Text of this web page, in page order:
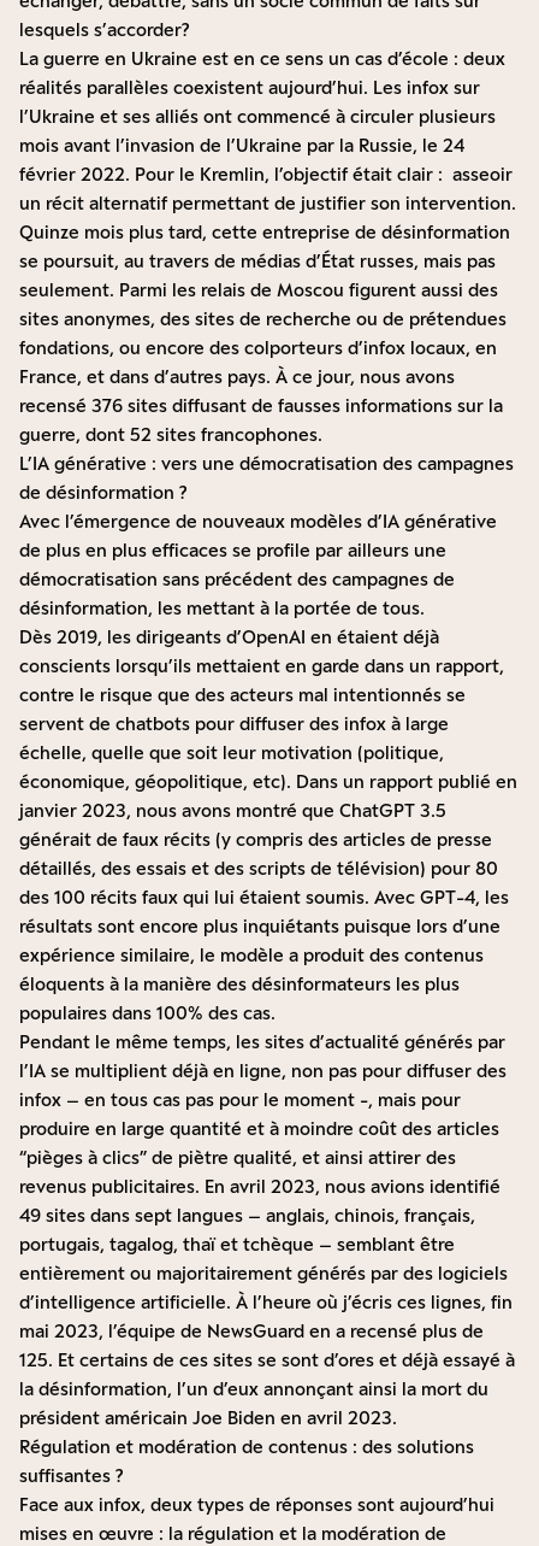
lesquels s’accorder?
La guerre en Ukraine est en ce sens un cas d’école : deux
réalités parallèles coexistent aujourd’hui. Les infox sur
l’Ukraine et ses alliés ont commencé à circuler plusieurs
mois avant l’invasion de l’Ukraine par la Russie, le 24
février 2022. Pour le Kremlin, l’objectif était clair : asseoir
un récit alternatif permettant de justifier son intervention.
Quinze mois plus tard, cette entreprise de désinformation
se poursuit, au travers de médias d’État russes, mais pas
seulement. Parmi les relais de Moscou figurent aussi des
sites anonymes, des sites de recherche ou de prétendues
fondations, ou encore des colporteurs d’infox locaux, en
France, et dans d’autres pays. À ce jour, nous avons
recensé 376 sites diffusant de fausses informations sur la
guerre, dont 52 sites francophones.
L’IA générative : vers une démocratisation des campagnes
de désinformation ?
Avec l’émergence de nouveaux modèles d’IA générative
de plus en plus efficaces se profile par ailleurs une
démocratisation sans précédent des campagnes de
désinformation, les mettant à la portée de tous.
Dès 2019, les dirigeants d’OpenAI en étaient déjà
conscients lorsqu’ils mettaient en garde dans un rapport,
contre le risque que des acteurs mal intentionnés se
servent de chatbots pour diffuser des infox à large
échelle, quelle que soit leur motivation (politique,
économique, géopolitique, etc). Dans un rapport publié en
janvier 2023, nous avons montré que ChatGPT 3.5
générait de faux récits (y compris des articles de presse
détaillés, des essais et des scripts de télévision) pour 80
des 100 récits faux qui lui étaient soumis. Avec GPT-4, les
résultats sont encore plus inquiétants puisque lors d’une
expérience similaire, le modèle a produit des contenus
éloquents à la manière des désinformateurs les plus
populaires dans 100% des cas.
Pendant le même temps, les sites d’actualité générés par
l’IA se multiplient déjà en ligne, non pas pour diffuser des
infox – en tous cas pas pour le moment -, mais pour
produire en large quantité et à moindre coût des articles
“pièges à clics” de piètre qualité, et ainsi attirer des
revenus publicitaires. En avril 2023, nous avions identifié
49 sites dans sept langues – anglais, chinois, français,
portugais, tagalog, thaï et tchèque – semblant être
entièrement ou majoritairement générés par des logiciels
d’intelligence artificielle. À l’heure où j’écris ces lignes, fin
mai 2023, l’équipe de NewsGuard en a recensé plus de
125. Et certains de ces sites se sont d’ores et déjà essayé à
la désinformation, l’un d’eux annonçant ainsi la mort du
président américain Joe Biden en avril 2023.
Régulation et modération de contenus : des solutions
suffisantes ?
Face aux infox, deux types de réponses sont aujourd’hui
mises en œuvre : la régulation et la modération de